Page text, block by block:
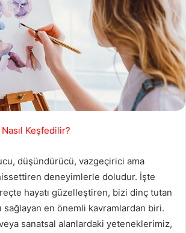
Keşfedilir?
düşündürücü, vazgeçirici ama
deneyimlerle doludur. İşte
hayatı güzelleştiren, bizi dinç tutan
sağlayan en önemli kavramlardan biri.
sanatsal alanlardaki yeteneklerimiz,